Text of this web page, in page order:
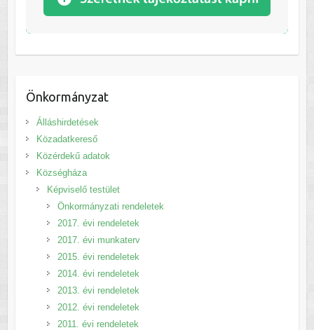
Önkormányzat
Álláshirdetések
Közadatkereső
Közérdekű adatok
Községháza
Képviselő testület
Önkormányzati rendeletek
2017. évi rendeletek
2017. évi munkaterv
2015. évi rendeletek
2014. évi rendeletek
2013. évi rendeletek
2012. évi rendeletek
2011. évi rendeletek